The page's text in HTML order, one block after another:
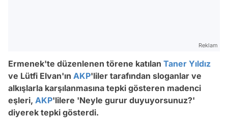
Reklam
Ermenek'te düzenlenen törene katılan Taner Yıldız
ve Lütfi Elvan'ın AKP'liler tarafından sloganlar ve
alkışlarla karşılanmasına tepki gösteren madenci
eşleri, AKP'lilere 'Neyle gurur duyuyorsunuz?'
diyerek tepki gösterdi.